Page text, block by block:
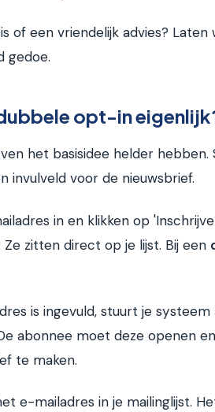
of een vriendelijk advies?
gedoe.
opt-in
het basisidee helder
invulveld voor de nieuwsbrief.
in en klikken op
zitten direct op je lijst. Bij een
is ingevuld, stuurt je
abonnee moet deze openen
te maken.
e-mailadres in je mailinglijst.